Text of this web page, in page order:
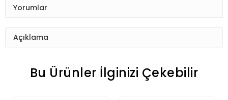
Yorumlar
Açıklama
Bu Ürünler İlginizi Çekebilir